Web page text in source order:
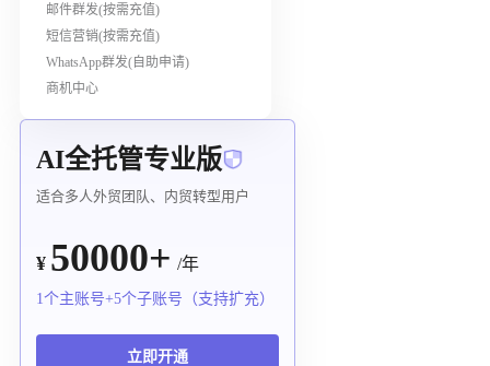
邮件群发(按需充值)
短信营销(按需充值)
WhatsApp群发(自助申请)
商机中心
AI全托管专业版
适合多人外贸团队、内贸转型用户
¥ 50000+ /年
1个主账号+5个子账号（支持扩充）
立即开通